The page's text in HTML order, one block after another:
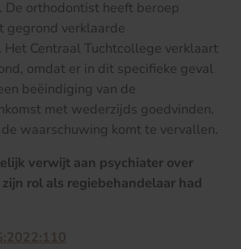
De orthodontist heeft beroep
gegrond verklaarde
Centraal Tuchtcollege verklaart
omdat er in dit specifieke geval
beëindiging van de
met wederzijds goedvinden.
waarschuwing komt te vervallen.
verwijt aan psychiater over
rol als regiebehandelaar had